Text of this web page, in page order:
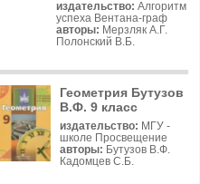
издательство: Алгоритм
успеха Вентана-граф
авторы: Мерзляк А.Г.
Полонский В.Б.
Геометрия Бутузов
В.Ф. 9 класс
издательство: МГУ -
школе Просвещение
авторы: Бутузов В.Ф.
Кадомцев С.Б.